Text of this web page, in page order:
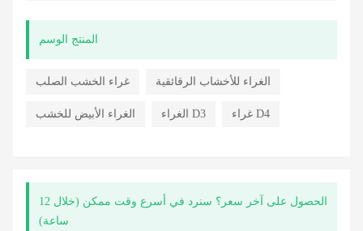
المنتج الوسم
غراء الخشب الصلب الغراء للأخشاب الرقائقية
الغراء الأبيض للخشب الغراء D3 غراء D4
الحصول على آخر سعر؟ سنرد في أسرع وقت ممكن (خلال 12
ساعة)